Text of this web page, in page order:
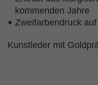
kommenden Jahre
Zweifarbendruck
Kunstleder mit